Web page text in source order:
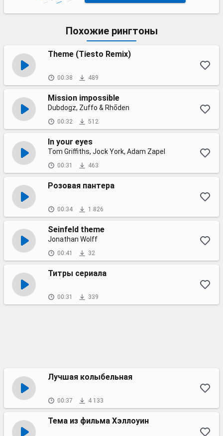
Похожие рингтоны
Theme (Tiesto Remix)
00:38 489
Mission impossible
Dubdogz, Zuffo & Rhōden
00:32 512
In your eyes
Tom Griffiths, Jock York, Adam Zapel
00:31 463
Розовая пантера
00:34 1 826
Seinfeld theme
Jonathan Wolff
00:41 32
Титры сериала
00:31 339
Лучшая колыбельная
00:37 4 133
Тема из фильма Хэллоуин